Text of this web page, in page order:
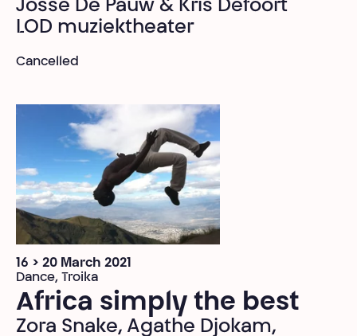
Josse De Pauw & Kris Defoort
LOD muziektheater
Cancelled
16 > 20 March 2021
Dance, Troika
Africa simply the best
Zora Snake, Agathe Djokam,